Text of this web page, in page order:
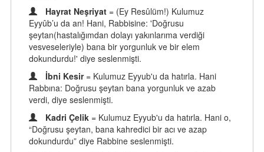
Hayrat Neşriyat = (Ey Resûlüm!) Kulumuz
Eyyûb’u da an! Hani, Rabbisine: 'Doğrusu
şeytan(hastalığımdan dolayı yakınlarıma verdiği
vesveseleriyle) bana bir yorgunluk ve bir elem
dokundurdu!' diye seslenmişti.
İbni Kesir = Kulumuz Eyyub'u da hatırla. Hani
Rabbına: Doğrusu şeytan bana yorgunluk ve azab
verdi, diye seslenmişti.
Kadri Çelik = Kulumuz Eyyub'u da hatırla. Hani o,
“Doğrusu şeytan, bana kahredici bir acı ve azap
dokundurdu” diye Rabbine seslenmişti.